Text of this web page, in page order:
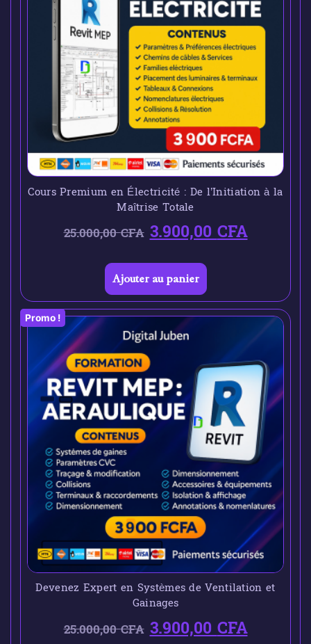
Cours Premium en Électricité : De l’Initiation à la
Maîtrise Totale
25.000,00CFA 3.900,00CFA
Ajouter au panier
Promo !
Devenez Expert en Systèmes de Ventilation et
Gainages
25.000,00CFA 3.900,00CFA